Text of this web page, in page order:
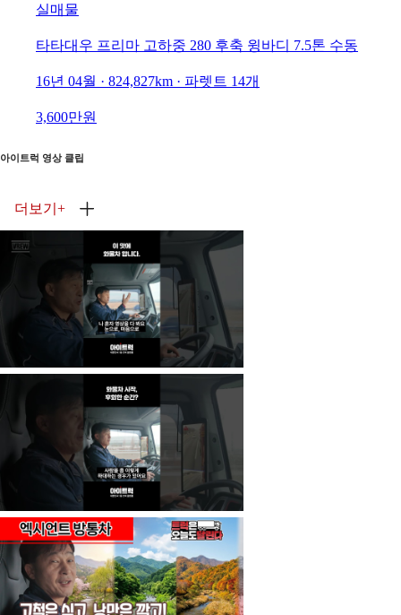
실매물
타타대우 프리마 고하중 280 후축 윙바디 7.5톤 수동
16년 04월 · 824,827km · 파렛트 14개
3,600만원
아이트럭 영상 클립
더보기 +